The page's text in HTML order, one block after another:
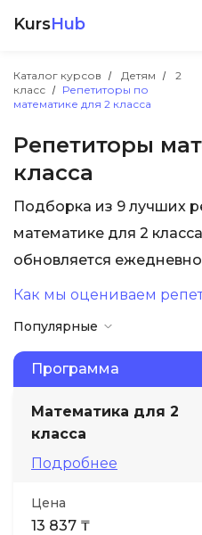
KursHub
Каталог курсов Детям
2
класс
Репетиторы по
математике для 2 класса
Репетиторы
класса
Подборка из 9 лучших
математике для 2
обновляется
Как мы оцениваем
Популярные
Программа
Математика для 2
класса
Подробнее
Цена
13 837 ₸
Маркетинг
Дизайн
Менеджмент
Иностранные